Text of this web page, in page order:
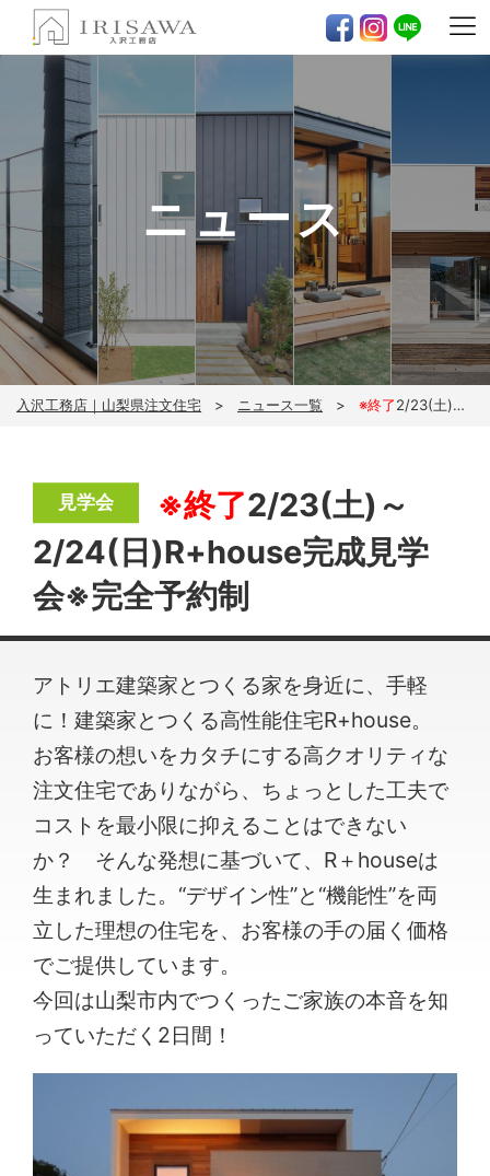
ニュース
入沢工務店｜山梨県注文住宅 ニュース一覧 ※終了2/23(土)～2/24(日)R+house完成見学会※完全予約制
※終了2/23(土)～
2/24(日)R+house完成見学
会※完全予約制
アトリエ建築家とつくる家を身近に、手軽
に！建築家とつくる高性能住宅R+house。
お客様の想いをカタチにする高クオリティな
注文住宅でありながら、ちょっとした工夫で
コストを最小限に抑えることはできない
か？ そんな発想に基づいて、R＋houseは
生まれました。“デザイン性”と“機能性”を両
立した理想の住宅を、お客様の手の届く価格
でご提供しています。
今回は山梨市内でつくったご家族の本音を知
っていただく2日間！